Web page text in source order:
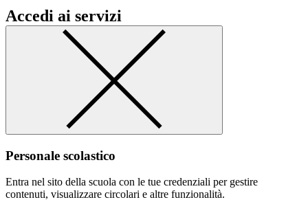
Accedi ai servizi
Personale scolastico
Entra nel sito della scuola con le tue credenziali per gestire
contenuti, visualizzare circolari e altre funzionalità.